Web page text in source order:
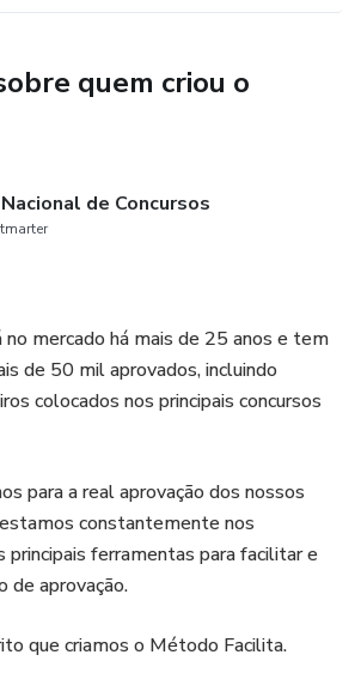
quem criou o
de Concursos
mercado há mais de 25 anos e tem
de 50 mil aprovados, incluindo
colocados nos principais concursos
para a real aprovação dos nossos
constantemente nos
principais ferramentas para facilitar e
de aprovação.
que criamos o Método Facilita.